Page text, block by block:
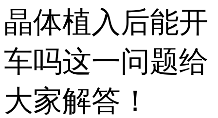
晶体植入后能开
车吗这一问题给
大家解答！